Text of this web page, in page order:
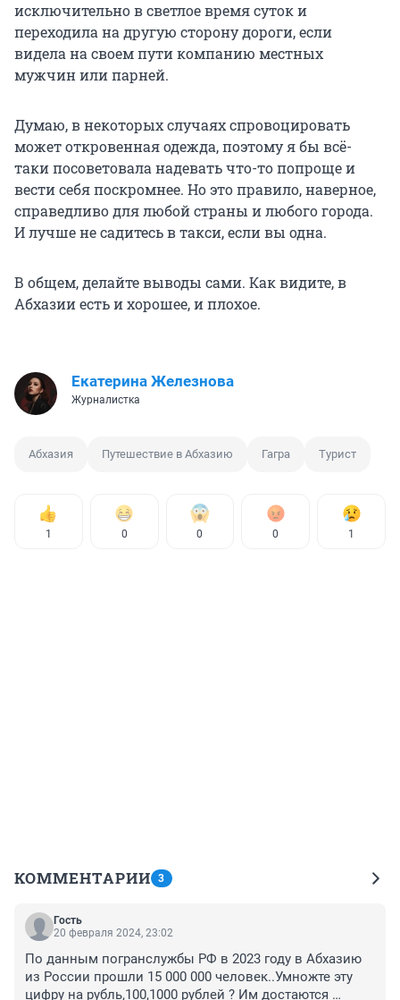
исключительно в светлое время суток и
переходила на другую сторону дороги, если
видела на своем пути компанию местных
мужчин или парней.
Думаю, в некоторых случаях спровоцировать
может откровенная одежда, поэтому я бы всё-
таки посоветовала надевать что-то попроще и
вести себя поскромнее. Но это правило, наверное,
справедливо для любой страны и любого города.
И лучше не садитесь в такси, если вы одна.
В общем, делайте выводы сами. Как видите, в
Абхазии есть и хорошее, и плохое.
Екатерина Железнова
Журналистка
Абхазия Путешествие в Абхазию Гагра Турист
1 0 0 0 1
КОММЕНТАРИИ 3
Гость
20 февраля 2024, 23:02
По данным погранслужбы РФ в 2023 году в Абхазию
из России прошли 15 000 000 человек..Умножте эту
цифру на рубль,100,1000 рублей ? Им достаются